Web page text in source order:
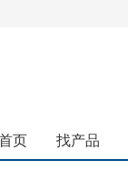
页 找产品